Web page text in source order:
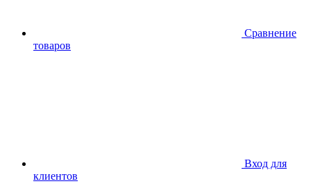
Сравнение
товаров
Вход для
клиентов